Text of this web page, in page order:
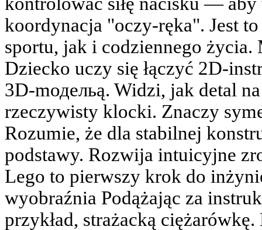
koordynacja "oczy-ręka". Jest
sportu, jak i codziennego życia.
Dziecko uczy się łączyć 2D-
3D-mодельą. Widzi, jak detal
rzeczywisty klocki. Znaczy
Rozumie, że dla stabilnej
podstawy. Rozwija intuicyjne
Lego to pierwszy krok do
wyobraźnia Podążając za
przykład, strażacką